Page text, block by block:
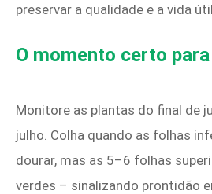
preservar a qualidade e a vida útil.
O momento certo
Monitore as plantas do final de
julho. Colha quando as folhas
dourar, mas as 5–6 folhas
verdes – sinalizando prontidão